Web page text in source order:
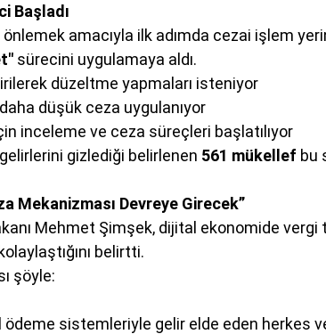
Başladı
önlemek amacıyla ilk adımda cezai işlem
sürecini uygulamaya aldı.
düzeltme yapmaları isteniyor
düşük ceza uygulanıyor
inceleme ve ceza süreçleri başlatılıyor
gizlediği belirlenen 561 mükellef bu
Mekanizması Devreye Girecek”
Mehmet Şimşek, dijital ekonomide vergi
belirtti.
şöyle:
ödeme sistemleriyle gelir elde eden herkes